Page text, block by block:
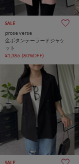
SALE
prose verse
金ボタンテーラードジャケ
ット
¥1,386 (80%OFF)
SALE